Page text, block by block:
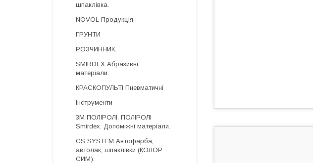
шпаклівка.
NOVOL Продукція
ГРУНТИ
РОЗЧИННИК.
SMIRDEX Абразивні
матеріали.
КРАСКОПУЛЬТІ Пневматичні
Інструменти
3М ПОЛІРОЛІ. ПОЛІРОЛІ
Smirdex. Допоміжні матеріали.
CS SYSTEM Автофарба,
автолак, шпаклівки (КОЛОР
СИМ).